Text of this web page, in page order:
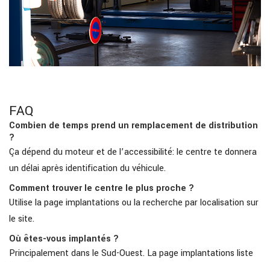
FAQ
Combien de temps prend un remplacement de distribution
?
Ça dépend du moteur et de l’accessibilité: le centre te donnera
un délai après identification du véhicule.
Comment trouver le centre le plus proche ?
Utilise la page implantations ou la recherche par localisation sur
le site.
Où êtes-vous implantés ?
Principalement dans le Sud-Ouest. La page implantations liste